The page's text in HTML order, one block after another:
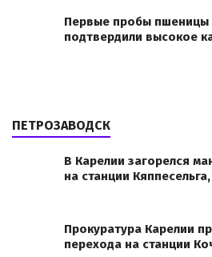
Первые пробы пшеницы
подтвердили высокое
ПЕТРОЗАВОДСК
В Карелии загорелся
на станции
Прокуратура Карелии
перехода на станции